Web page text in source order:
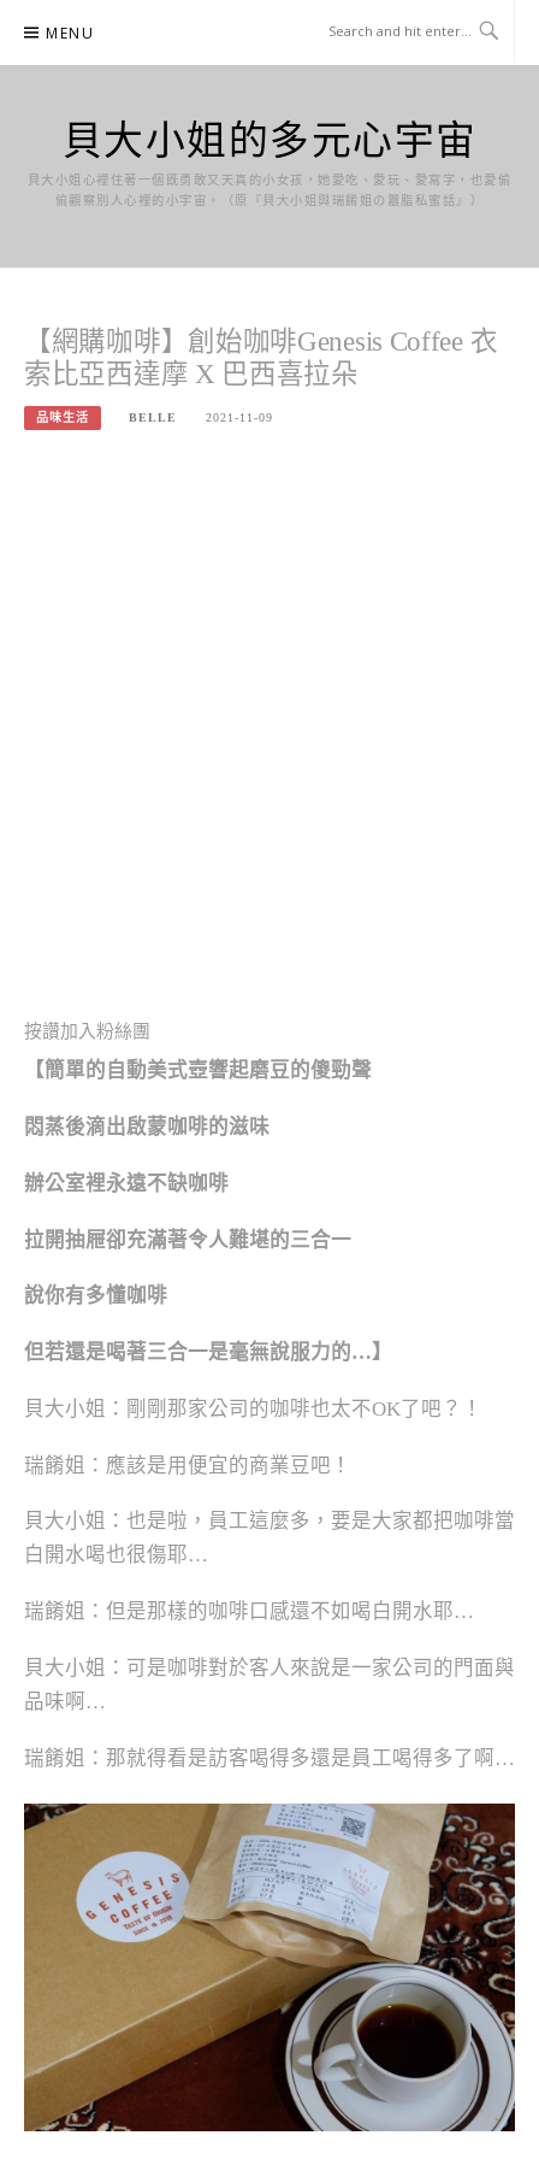
content
MENU
貝大小姐的多元心宇宙
貝大小姐心裡住著一個既勇敢又天真的小女孩，她愛吃、愛玩、愛寫字，也愛偷
偷觀察別人心裡的小宇宙。（原『貝大小姐與瑞餚姐の囂脂私蜜話』）
【網購咖啡】創始咖啡Genesis Coffee 衣
索比亞西達摩 X 巴西喜拉朵
品味生活 BELLE 2021-11-09
按讚加入粉絲團
【簡單的自動美式壺響起磨豆的傻勁聲
悶蒸後滴出啟蒙咖啡的滋味
辦公室裡永遠不缺咖啡
拉開抽屜卻充滿著令人難堪的三合一
說你有多懂咖啡
但若還是喝著三合一是毫無說服力的…】
貝大小姐：剛剛那家公司的咖啡也太不OK了吧？！
瑞餚姐：應該是用便宜的商業豆吧！
貝大小姐：也是啦，員工這麼多，要是大家都把咖啡當
白開水喝也很傷耶…
瑞餚姐：但是那樣的咖啡口感還不如喝白開水耶…
貝大小姐：可是咖啡對於客人來說是一家公司的門面與
品味啊…
瑞餚姐：那就得看是訪客喝得多還是員工喝得多了啊…